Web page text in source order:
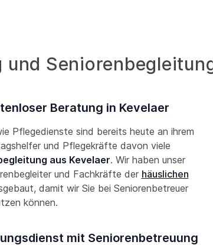
Beratung in Kevelaer
Pflegedienste sind bereits heute an ihrem
und Pflegekräfte davon viele
aus Kevelaer. Wir haben unser
und Fachkräfte der häuslichen
damit wir Sie bei Seniorenbetreuer
können.
mit Seniorenbetreuung